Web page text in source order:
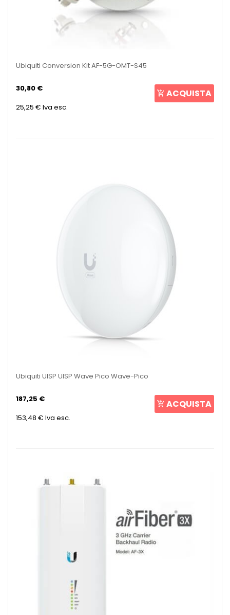
Ubiquiti Conversion Kit AF-5G-OMT-S45
30,80 €
25,25 € Iva esc.
ACQUISTA
Ubiquiti UISP UISP Wave Pico Wave-Pico
187,25 €
153,48 € Iva esc.
ACQUISTA